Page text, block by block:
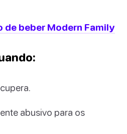
de beber Modern Family
abusivo para os